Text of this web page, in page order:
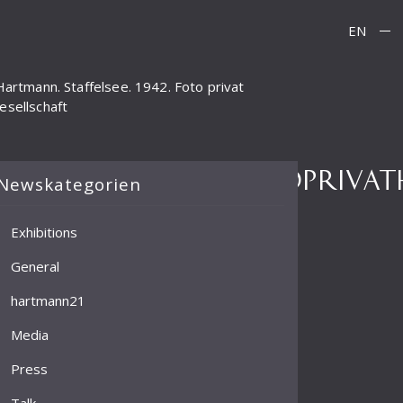
EN
Staffelsee. 1942. Foto privat
Exhibitions
General
hartmann21
Media
Press